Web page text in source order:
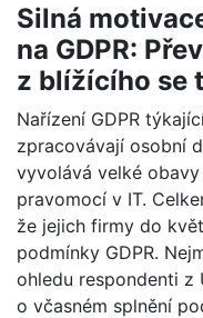
Silná
na GDPR:
z blížícího se
Nařízení GDPR
zpracovávají osobní
vyvolává velké
pravomocí v IT.
že jejich firmy do
podmínky GDPR.
ohledu respondenti z
o včasném splnění